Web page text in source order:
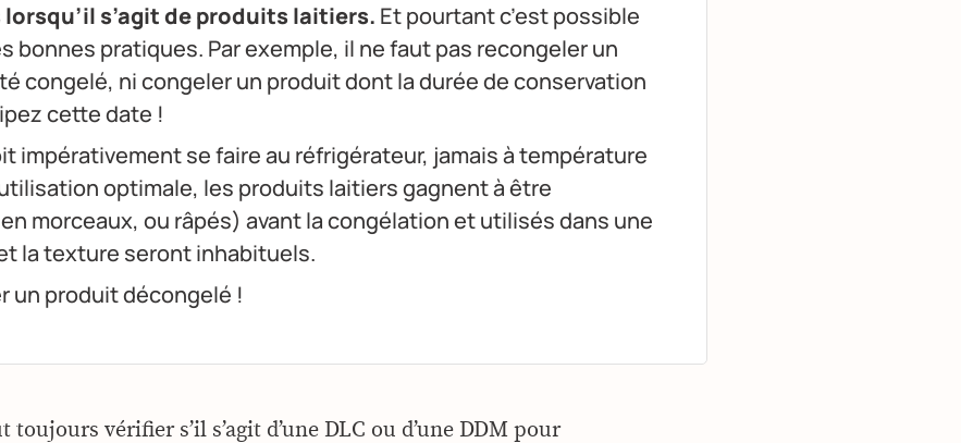
s’agit de produits laitiers. Et pourtant c’est possible
bonnes pratiques. Par exemple, il ne faut pas recongeler un
congelé, ni congeler un produit dont la durée de conservation
cette date !
impérativement se faire au réfrigérateur, jamais à température
optimale, les produits laitiers gagnent à être
morceaux, ou râpés) avant la congélation et utilisés dans une
la texture seront inhabituels.
un produit décongelé !
toujours vérifier s’il s’agit d’une DLC ou d’une DDM pour